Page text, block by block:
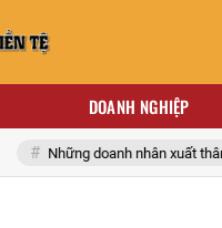
DOANH NGHIỆP
Những doanh nhân xuất thân từ